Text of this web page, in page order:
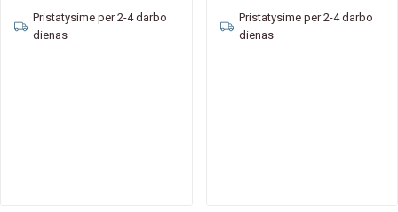
Pristatysime per 2-4 darbo
dienas
Pristatysime per 2-4 darbo
dienas